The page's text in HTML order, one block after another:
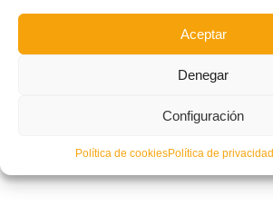
Aceptar
Denegar
Configuración
Política de cookiesPolítica de privacidad